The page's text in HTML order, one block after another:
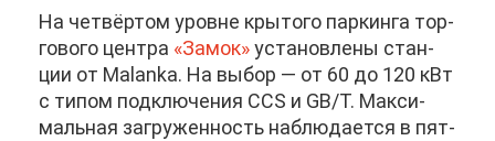
На чет­вёр­том уровне кры­то­го пар­кин­га тор­
го­во­го цен­тра «За­мок»уста­нов­ле­ны стан­
ции от Malanka. На вы­бор — от 60 до 120 кВт
с ти­пом под­клю­че­ния CCS и GB/T. Мак­си­
маль­ная за­гру­жен­ность на­блю­да­ет­ся в пят­